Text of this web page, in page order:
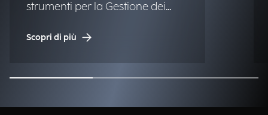
strumenti per la Gestione dei
Scopri di più